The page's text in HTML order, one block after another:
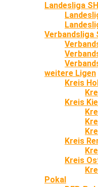
Landesliga SH
Verbandsliga
weitere Ligen
Kreis
Kreis
Kreis
Kreis
Pokal